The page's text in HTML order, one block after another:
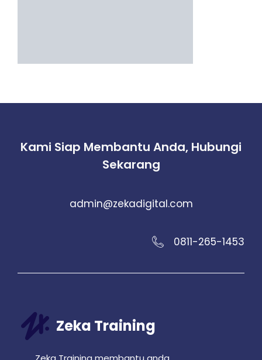
Kami Siap Membantu Anda, Hubungi
Sekarang
admin@zekadigital.com
0811-265-1453
Zeka Training